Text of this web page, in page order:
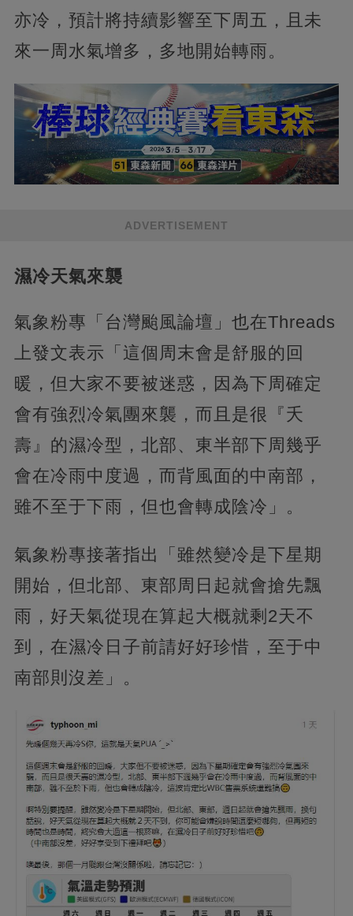
亦冷，預計將持續影響至下周五，且未
來一周水氣增多，多地開始轉雨。
ADVERTISEMENT
濕冷天氣來襲
氣象粉專「台灣颱風論壇」也在Threads
上發文表示「這個周末會是舒服的回
暖，但大家不要被迷惑，因為下周確定
會有強烈冷氣團來襲，而且是很『夭
壽』的濕冷型，北部、東半部下周幾乎
會在冷雨中度過，而背風面的中南部，
雖不至于下雨，但也會轉成陰冷」。
氣象粉專接著指出「雖然變冷是下星期
開始，但北部、東部周日起就會搶先飄
雨，好天氣從現在算起大概就剩2天不
到，在濕冷日子前請好好珍惜，至于中
南部則沒差」。